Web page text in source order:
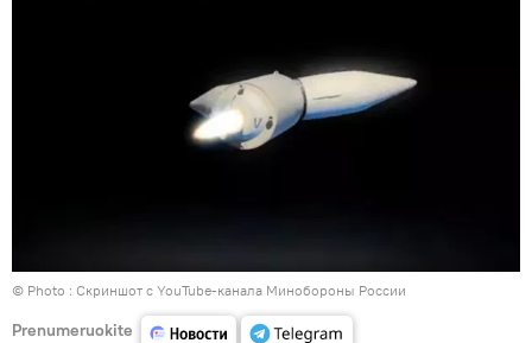
© Photo : Скриншот с YouTube-канала Минобороны России
Prenumeruokite